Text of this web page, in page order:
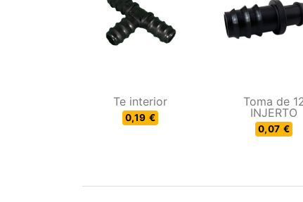
Te interior
0,19 €
Toma de
INJERTO
0,07 €